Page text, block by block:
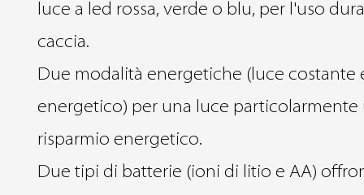
luce a led rossa, verde o blu, per l'uso
caccia.
Due modalità energetiche (luce costante
energetico) per una luce particolarmente
risparmio energetico.
Due tipi di batterie (ioni di litio e AA)